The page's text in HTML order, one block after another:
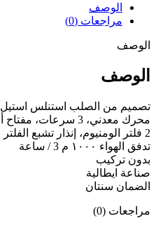
الوصف
مراجعات (0)
الوصف
الوصف
تصميم من الصلب استنلس استيل
محرك معدني، 3 سرعات، مفتاح أزرار الضغط الميكانيكية
2 فلتر الومنيوم، إنذار تشبع الفلتر ، مصابيح ليد، فلتر الكربون
تدفق الهواء ١٠٠٠ م 3 / ساعة
بدون تركيب
صناعة ايطالية
الضمان سنتان
مراجعات (0)